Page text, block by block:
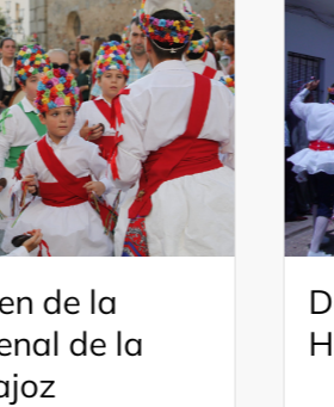
de la
de la